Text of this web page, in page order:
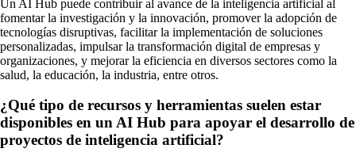
Un AI Hub puede contribuir al avance de la inteligencia artificial al
fomentar la investigación y la innovación, promover la adopción de
tecnologías disruptivas, facilitar la implementación de soluciones
personalizadas, impulsar la transformación digital de empresas y
organizaciones, y mejorar la eficiencia en diversos sectores como la
salud, la educación, la industria, entre otros.
¿Qué tipo de recursos y herramientas suelen estar
disponibles en un AI Hub para apoyar el desarrollo de
proyectos de inteligencia artificial?